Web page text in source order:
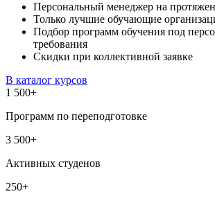
Персональный менеджер на
Только лучшие обучающие
Подбор программ обучения под
требования
Скидки при коллективной заявке
В каталог курсов
1 500+
Программ по переподготовке
3 500+
Активных студенов
250+